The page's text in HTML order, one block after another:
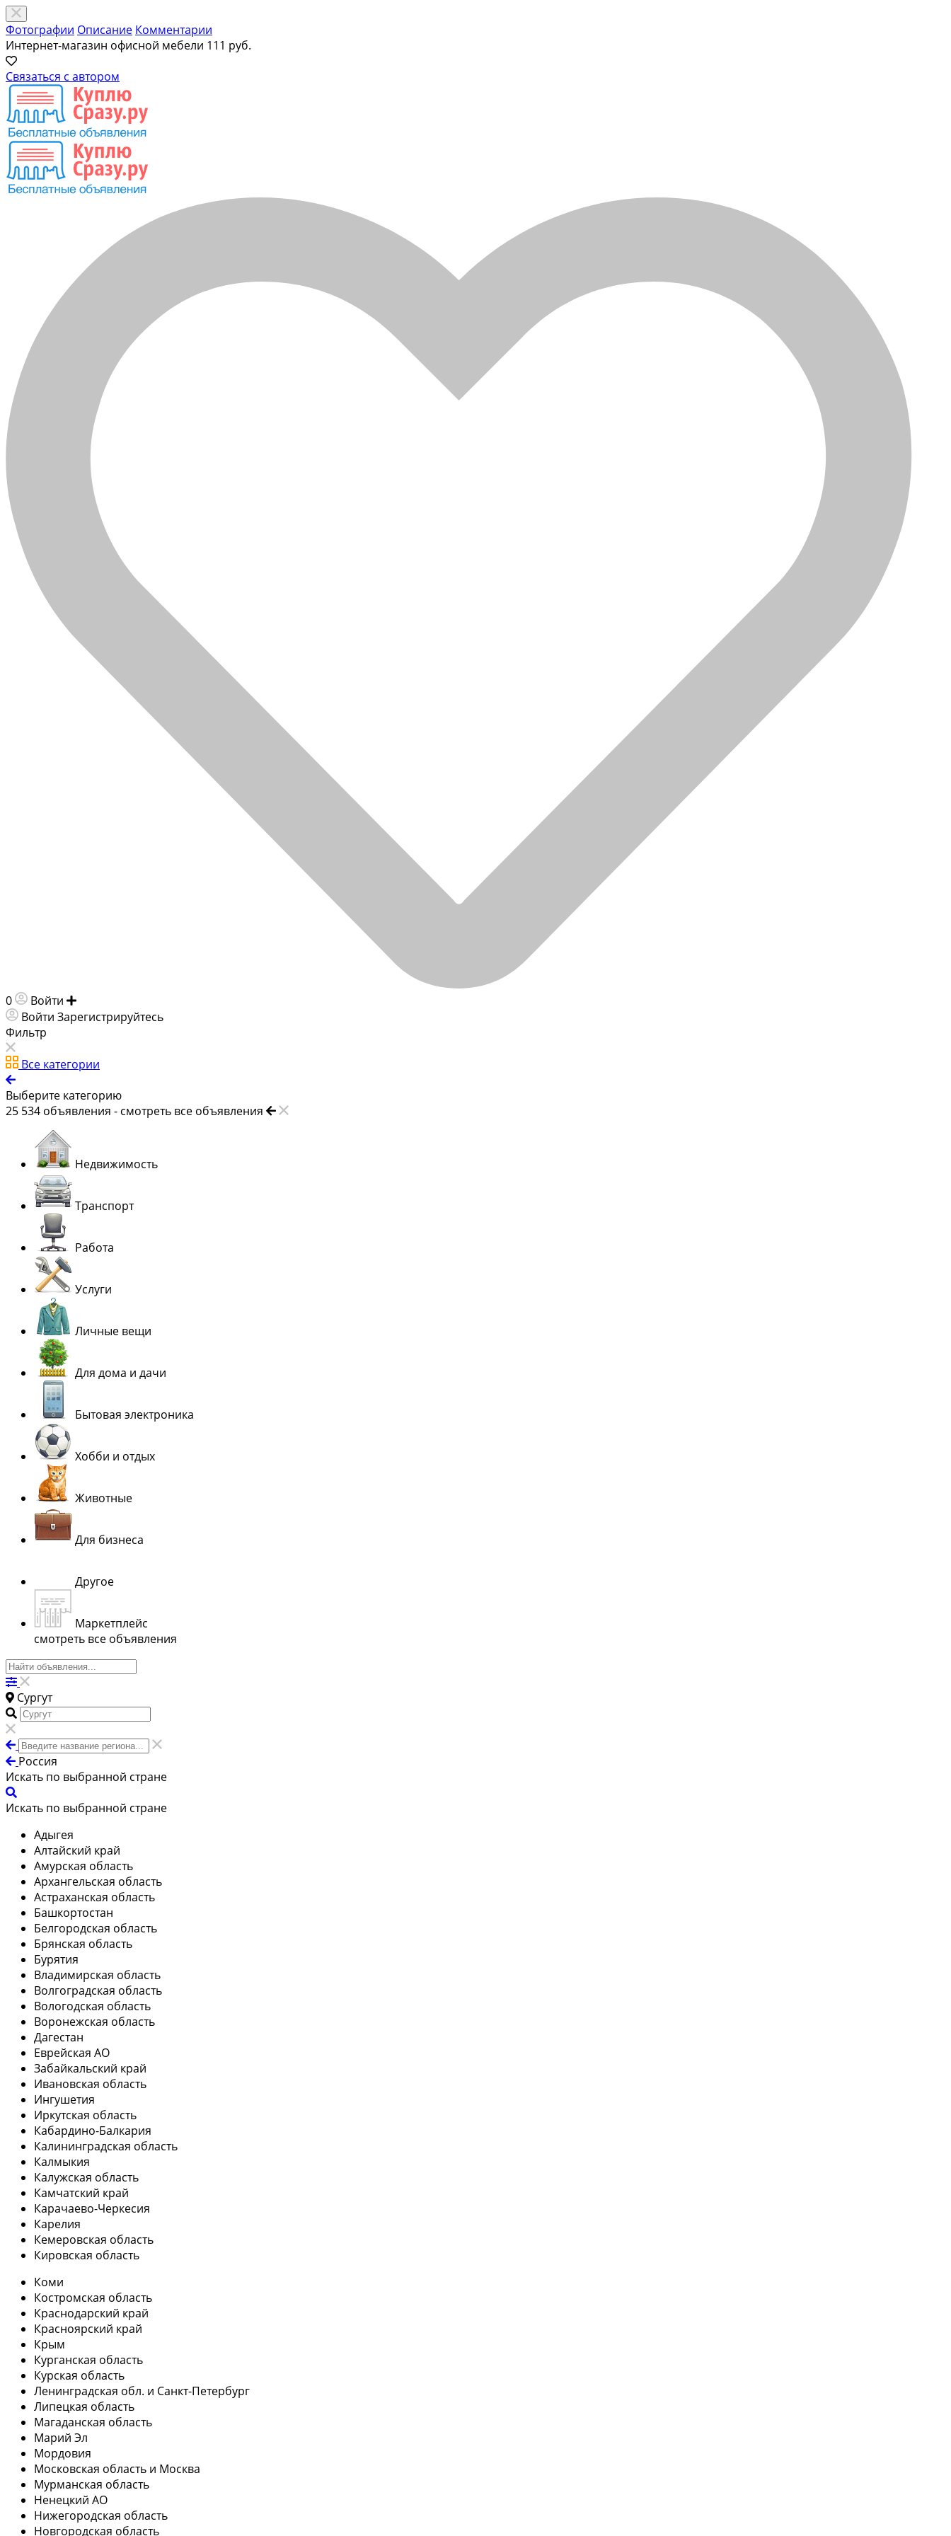
Фотографии Описание Комментарии
Интернет-магазин офисной мебели 111 руб.
Связаться с автором
0 Войти
Войти Зарегистрируйтесь
Фильтр
Все категории
Выберите категорию
25 534 объявления - смотреть все объявления
Недвижимость
Транспорт
Работа
Услуги
Личные вещи
Для дома и дачи
Бытовая электроника
Хобби и отдых
Животные
Для бизнеса
Другое
Маркетплейс
смотреть все объявления
Сургут
Россия
Искать по выбранной стране
Искать по выбранной стране
Адыгея
Алтайский край
Амурская область
Архангельская область
Астраханская область
Башкортостан
Белгородская область
Брянская область
Бурятия
Владимирская область
Волгоградская область
Вологодская область
Воронежская область
Дагестан
Еврейская АО
Забайкальский край
Ивановская область
Ингушетия
Иркутская область
Кабардино-Балкария
Калининградская область
Калмыкия
Калужская область
Камчатский край
Карачаево-Черкесия
Карелия
Кемеровская область
Кировская область
Коми
Костромская область
Краснодарский край
Красноярский край
Крым
Курганская область
Курская область
Ленинградская обл. и Санкт-Петербург
Липецкая область
Магаданская область
Марий Эл
Мордовия
Московская область и Москва
Мурманская область
Ненецкий АО
Нижегородская область
Новгородская область